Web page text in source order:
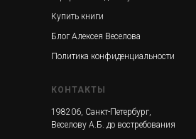
Купить книги
Блог Алексея Веселова
Политика конфиденциальности
КОНТАКТЫ
198206, Санкт-Петербург,
Веселову А.Б. до востребования